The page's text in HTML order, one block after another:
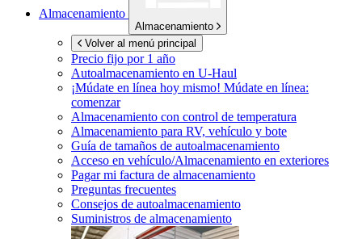
Almacenamiento
Almacenamiento
Volver al menú principal
Precio fijo por 1 año
Autoalmacenamiento en U-Haul
¡Múdate en línea hoy mismo! Múdate en línea:
comenzar
Almacenamiento con control de temperatura
Almacenamiento para RV, vehículo y bote
Guía de tamaños de autoalmacenamiento
Acceso en vehículo/Almacenamiento en exteriores
Pagar mi factura de almacenamiento
Preguntas frecuentes
Consejos de autoalmacenamiento
Suministros de almacenamiento